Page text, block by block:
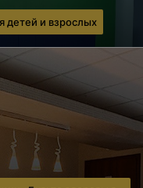
детей и взрослых